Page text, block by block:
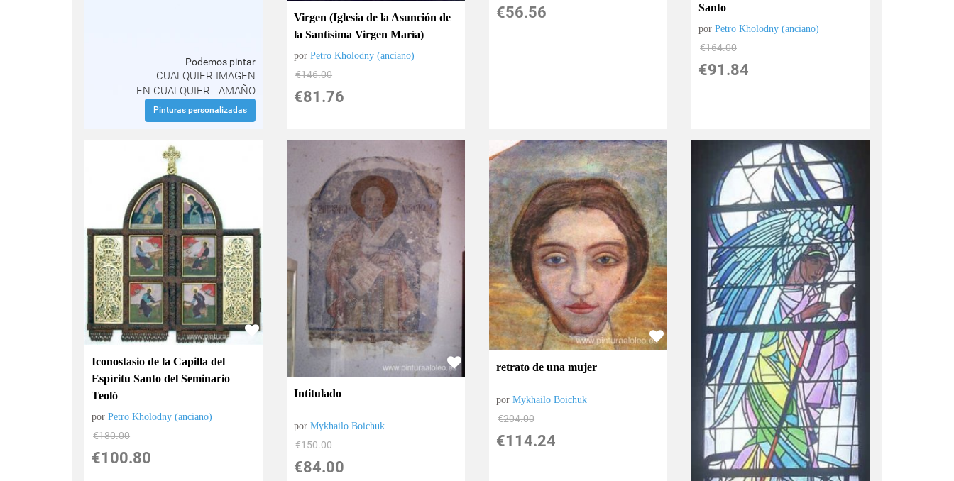
Podemos pintar
CUALQUIER IMAGEN
EN CUALQUIER TAMAÑO
Pinturas personalizadas
Virgen (Iglesia de la Asunción de
la Santísima Virgen María)
porPetro Kholodny (anciano)
€146.00
€81.76
€56.56
Santo
porPetro Kholodny (anciano)
€164.00
€91.84
Iconostasio de la Capilla del
Espíritu Santo del Seminario
Teoló
porPetro Kholodny (anciano)
€180.00
€100.80
Intitulado
porMykhailo Boichuk
€150.00
€84.00
retrato de una mujer
porMykhailo Boichuk
€204.00
€114.24